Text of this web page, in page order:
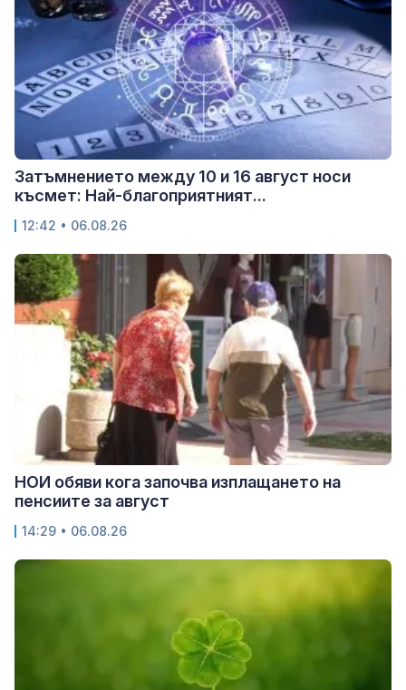
Затъмнението между 10 и 16 август носи
късмет: Най-благоприятният...
12:42 • 06.08.26
НОИ обяви кога започва изплащането на
пенсиите за август
14:29 • 06.08.26